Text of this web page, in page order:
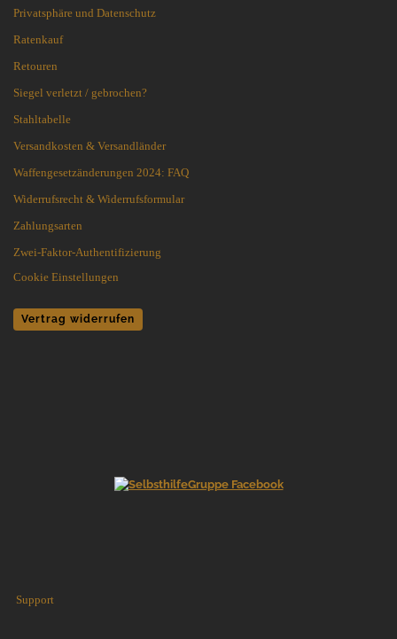
Privatsphäre und Datenschutz
Ratenkauf
Retouren
Siegel verletzt / gebrochen?
Stahltabelle
Versandkosten & Versandländer
Waffengesetzänderungen 2024: FAQ
Widerrufsrecht & Widerrufsformular
Zahlungsarten
Zwei-Faktor-Authentifizierung
Cookie Einstellungen
Vertrag widerrufen
Support